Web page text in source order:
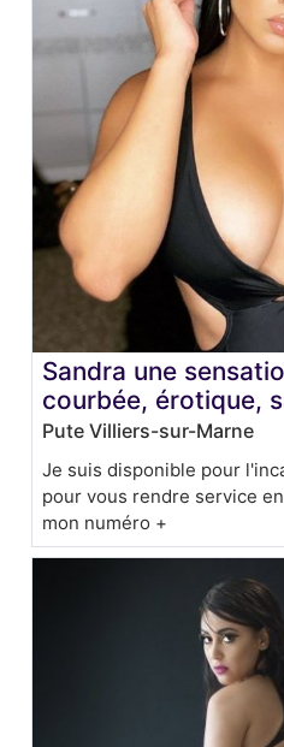
Sandra une
courbée, érotique,
Pute Villiers-sur-Marne
Je suis disponible pour
pour vous rendre service
mon numéro +